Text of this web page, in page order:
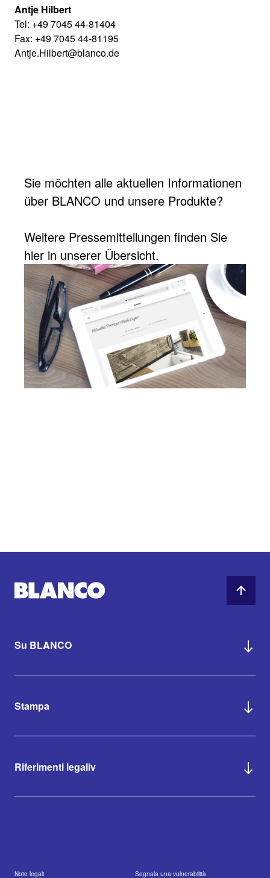
Antje Hilbert
Tel: +49 7045 44-81404
Fax: +49 7045 44-81195
Antje.Hilbert@blanco.de
Sie möchten alle aktuellen Informationen
über BLANCO und unsere Produkte?
Weitere Pressemitteilungen finden Sie
hier in unserer Übersicht.
Su BLANCO
Stampa
Riferimenti legaliv
Note legali Segnala una vulnerabilità